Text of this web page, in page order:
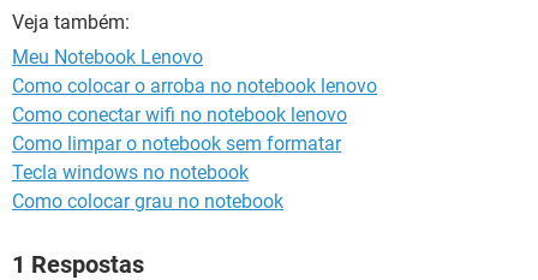
Veja também:
Meu Notebook Lenovo
Como colocar o arroba no notebook lenovo
Como conectar wifi no notebook lenovo
Como limpar o notebook sem formatar
Tecla windows no notebook
Como colocar grau no notebook
1 Respostas